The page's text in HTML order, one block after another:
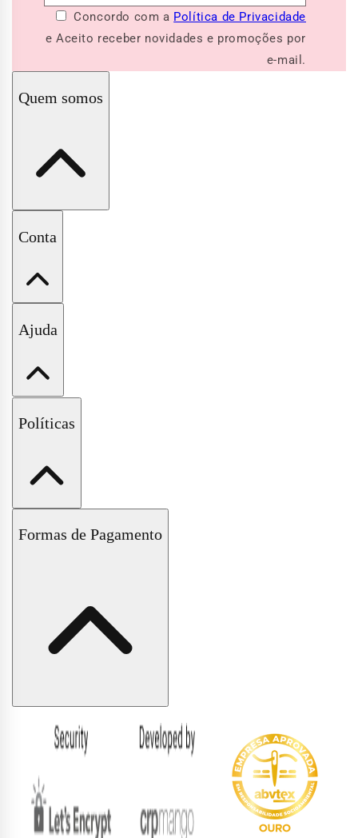
Concordo com a Política de Privacidade
e Aceito receber novidades e promoções por
e-mail.
Quem somos
A Pituchinhus
Conta
Minha Conta
Wishlist
Ajuda
Fale Conosco
Políticas
Políticas de Trocas e Devoluções
Formas de Pagamento
Formas